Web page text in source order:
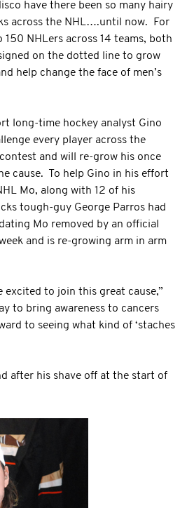
have there been so many hairy
across the NHL….until now. For
NHLers across 14 teams, both
on the dotted line to grow
help change the face of men’s
long-time hockey analyst Gino
every player across the
and will re-grow his once
cause. To help Gino in his effort
Mo, along with 12 of his
tough-guy George Parros had
Mo removed by an official
and is re-growing arm in arm
excited to join this great cause,”
to bring awareness to cancers
to seeing what kind of ‘staches
after his shave off at the start of